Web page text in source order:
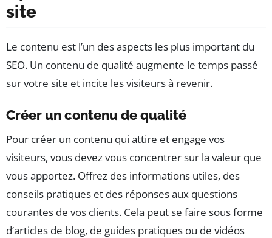
site
Le contenu est l’un des aspects les plus important du
SEO. Un contenu de qualité augmente le temps passé
sur votre site et incite les visiteurs à revenir.
Créer un contenu de qualité
Pour créer un contenu qui attire et engage vos
visiteurs, vous devez vous concentrer sur la valeur que
vous apportez. Offrez des informations utiles, des
conseils pratiques et des réponses aux questions
courantes de vos clients. Cela peut se faire sous forme
d’articles de blog, de guides pratiques ou de vidéos